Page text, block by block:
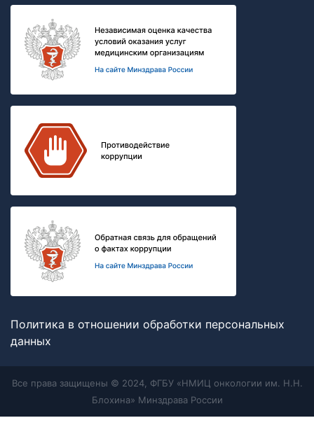
Политика в отношении обработки персональных
данных
Все права защищены © 2024, ФГБУ «НМИЦ онкологии им. Н.Н.
Блохина» Минздрава России